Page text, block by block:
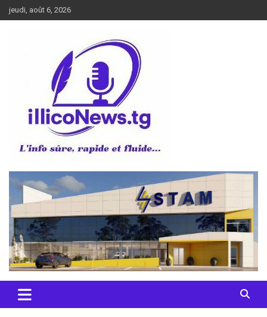
Aller
au
jeudi, août 6, 2026
illiconews